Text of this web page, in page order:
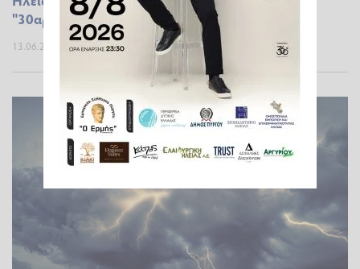
"30αρια" στα πεδινά
13.06.2026 07:00